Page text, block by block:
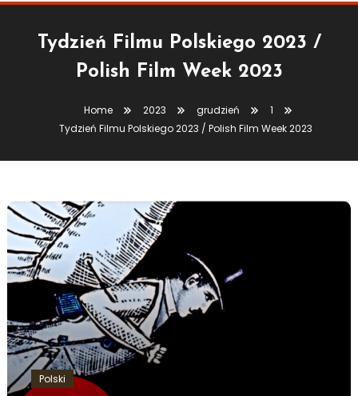
Tydzień Filmu Polskiego 2023 /
Polish Film Week 2023
Home 2023 grudzień
1
Tydzień Filmu Polskiego 2023 / Polish Film Week 2023
Polski